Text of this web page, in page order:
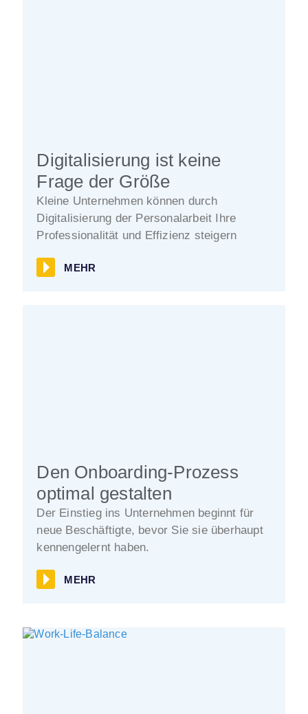
Digitalisierung ist keine
Frage der Größe
Kleine Unternehmen können durch
Digitalisierung der Personalarbeit Ihre
Professionalität und Effizienz steigern
MEHR
Den Onboarding-Prozess
optimal gestalten
Der Einstieg ins Unternehmen beginnt für
neue Beschäftigte, bevor Sie sie überhaupt
kennengelernt haben.
MEHR